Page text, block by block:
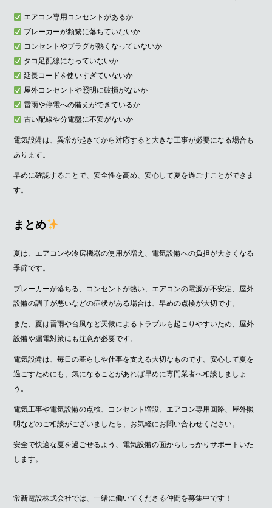
エアコン専用コンセントがあるか
ブレーカーが頻繁に落ちていないか
コンセントやプラグが熱くなっていないか
タコ足配線になっていないか
延長コードを使いすぎていないか
屋外コンセントや照明に破損がないか
雷雨や停電への備えができているか
古い配線や分電盤に不安がないか
電気設備は、異常が起きてから対応すると大きな工事が必要になる場合も
あります。
早めに確認することで、安全性を高め、安心して夏を過ごすことができま
す。
まとめ
夏は、エアコンや冷房機器の使用が増え、電気設備への負担が大きくなる
季節です。
ブレーカーが落ちる、コンセントが熱い、エアコンの電源が不安定、屋外
設備の調子が悪いなどの症状がある場合は、早めの点検が大切です。
また、夏は雷雨や台風など天候によるトラブルも起こりやすいため、屋外
設備や漏電対策にも注意が必要です。
電気設備は、毎日の暮らしや仕事を支える大切なものです。安心して夏を
過ごすためにも、気になることがあれば早めに専門業者へ相談しましょ
う。
電気工事や電気設備の点検、コンセント増設、エアコン専用回路、屋外照
明などのご相談がございましたら、お気軽にお問い合わせください。
安全で快適な夏を過ごせるよう、電気設備の面からしっかりサポートいた
します。
常新電設株式会社では、一緒に働いてくださる仲間を募集中です！